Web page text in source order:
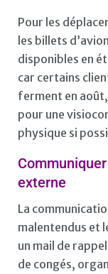
Pour les
les billets
disponibles en
car certains
ferment en
pour une
physique si
externe
La
malentendus et
un mail de
de congés,